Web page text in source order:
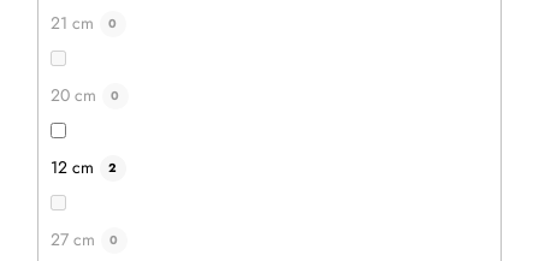
21 cm 0
20 cm 0
12 cm 2
27 cm 0
Gewürzmühle 40 cm – natur